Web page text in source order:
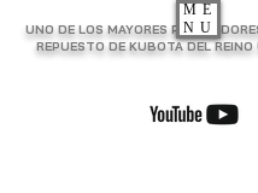
UNO DE LOS MAYORES
REPUESTO DE KUBOTA DEL
ME
NU